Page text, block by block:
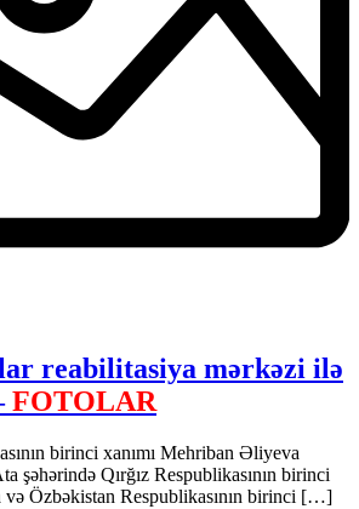
reabilitasiya mərkəzi ilə
FOTOLAR
birinci xanımı Mehriban Əliyeva
şəhərində Qırğız Respublikasının birinci
və Özbəkistan Respublikasının birinci […]